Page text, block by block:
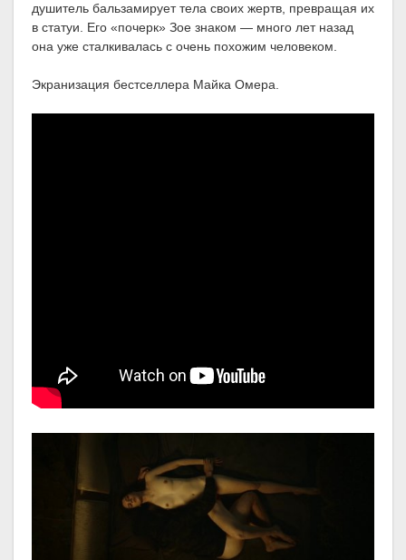
душитель бальзамирует тела своих жертв, превращая их
в статуи. Его «почерк» Зое знаком — много лет назад
она уже сталкивалась с очень похожим человеком.
Экранизация бестселлера Майка Омера.